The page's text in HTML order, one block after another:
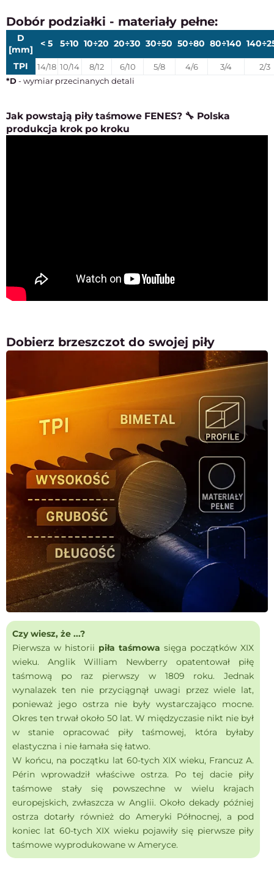
Dobór podziałki - materiały pełne:
D
[mm]
< 5 5÷10 10÷20 20÷30 30÷50 50÷80 80÷140
TPI 14/18 10/14 8/12 6/10 5/8 4/6 3/4
2/3
*D- wymiar przecinanych detali
Jak powstają piły taśmowe FENES? 🔧 Polska
produkcja krok po kroku
Dobierz brzeszczot do swojej piły
Czy wiesz, że ...?
Pierwsza w historii piła taśmowa sięga początków XIX
wieku. Anglik William Newberry opatentował piłę
taśmową po raz pierwszy w 1809 roku. Jednak
wynalazek ten nie przyciągnął uwagi przez wiele lat,
ponieważ jego ostrza nie były wystarczająco mocne.
Okres ten trwał około 50 lat. W międzyczasie nikt nie był
w stanie opracować piły taśmowej, która byłaby
elastyczna i nie łamała się łatwo.
W końcu, na początku lat 60-tych XIX wieku, Francuz A.
Périn wprowadził właściwe ostrza. Po tej dacie piły
taśmowe stały się powszechne w wielu krajach
europejskich, zwłaszcza w Anglii. Około dekady później
ostrza dotarły również do Ameryki Północnej, a pod
koniec lat 60-tych XIX wieku pojawiły się pierwsze piły
taśmowe wyprodukowane w Ameryce.